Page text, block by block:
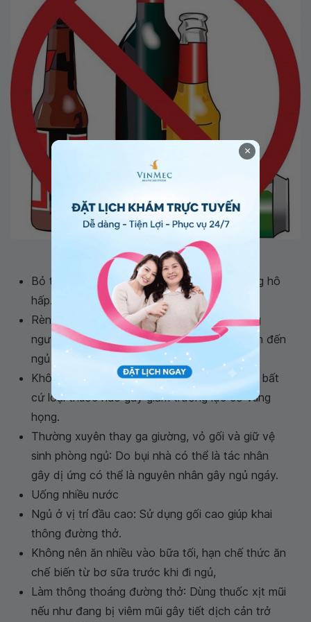
Tránh uống rượu trước khi ngủ
Bỏ thuốc lá do thuốc lá gây kích thích đường hô
hấp.
Rèn luyện thói quen ngủ nghỉ điều độ: Những
người thiếu ngủ làm tinh thần mệt mỏi dễ dẫn đến
ngủ ngáy
Không nên sử dụng các thuốc an thần hoặc bất
cứ loại thuốc nào gây giảm trương lực cơ vùng
họng.
Thường xuyên thay ga giường, vỏ gối và giữ vệ
sinh phòng ngủ: Do bụi nhà có thể là tác nhân
gây dị ứng có thể là nguyên nhân gây ngủ ngáy.
Uống nhiều nước
Ngủ ở vị trí đầu cao: Sử dụng gối cao giúp khai
thông đường thở.
Không nên ăn nhiều vào bữa tối, hạn chế thức ăn
chế biến từ bơ sữa trước khi đi ngủ,
Làm thông thoáng đường thở: Dùng thuốc xịt mũi
nếu như đang bị viêm mũi gây tiết dịch cản trở
×